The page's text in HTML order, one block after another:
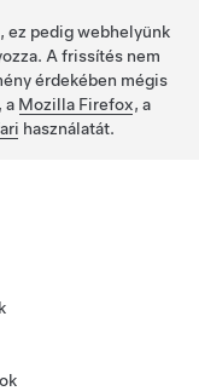
ez pedig webhelyünk
A frissítés nem
érdekében mégis
, a Mozilla Firefox, a
használatát.